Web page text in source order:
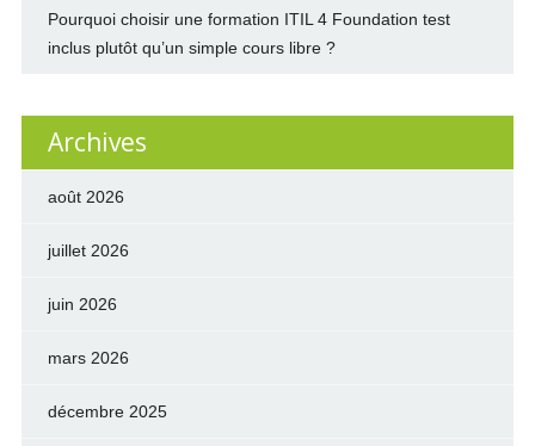
Pourquoi choisir une formation ITIL 4 Foundation test
inclus plutôt qu’un simple cours libre ?
Archives
août 2026
juillet 2026
juin 2026
mars 2026
décembre 2025